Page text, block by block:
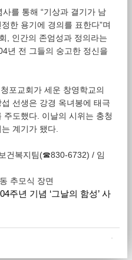
를 통해 “기상과 결기가 남
한 용기에 경의를 표한다”며
, 인간의 존엄성과 정의라는
년 전 그들의 숭고한 정신을
포교회가 세운 창영학교의
선생은 강경 옥녀봉에 태극
도했다. 이날의 시위는 충청
계기가 됐다.
건복지팀(☎830-6732) / 임
추모식 장면